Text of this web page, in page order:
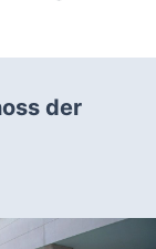
der